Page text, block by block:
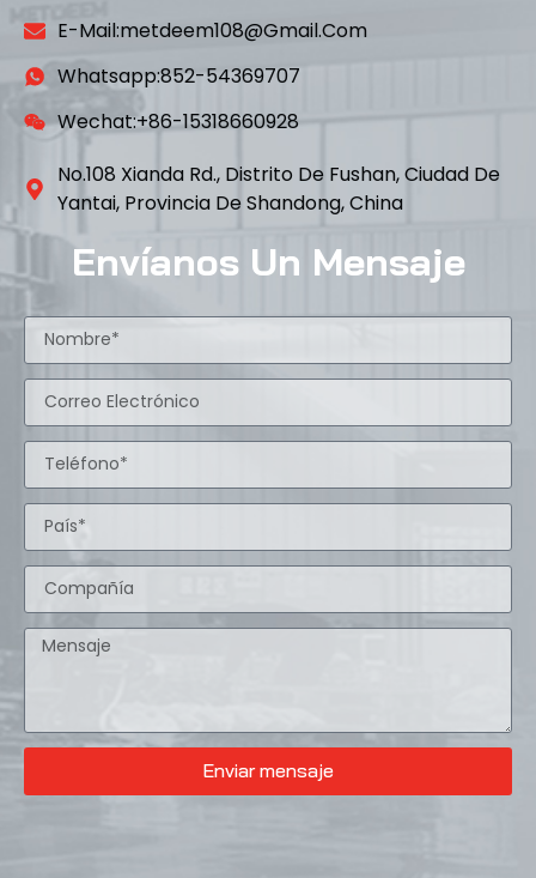
E-Mail:metdeem108@gmail.com
Whatsapp:852-54369707
Wechat:+86-15318660928
No.108 Xianda Rd., Distrito De Fushan, Ciudad De
Yantai, Provincia De Shandong, China
Envíanos Un Mensaje
Enviar mensaje